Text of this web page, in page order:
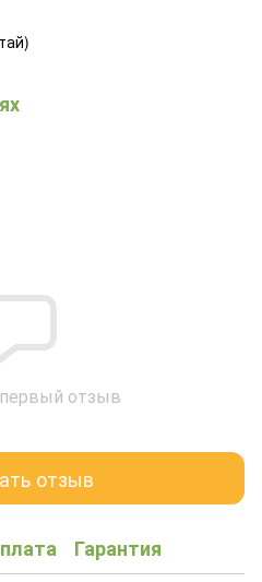
отзыв
отзыв
Гарантия